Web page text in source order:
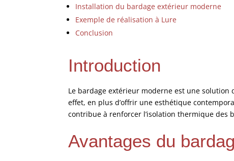
Installation du bardage extérieur moderne
Exemple de réalisation à Lure
Conclusion
Introduction
Le bardage extérieur moderne est une
effet, en plus d’offrir une esthétique
contribue à renforcer l’isolation thermique des
Avantages du